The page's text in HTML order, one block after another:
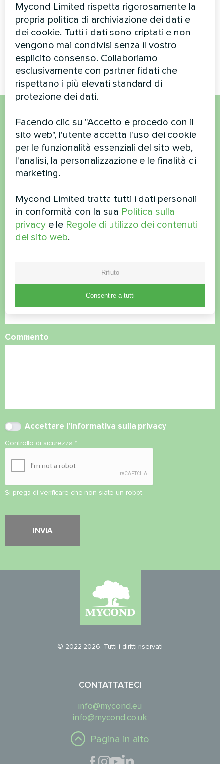
Casa privata
Pompa di calore split serie
Hevi
Casa privata
Design artistico del
ventilconvettore Serie Silent
Volete acquistare o avete
domande?
Contattateci e vi aiuteremo
Nome
Commento
Accettare l'informativa sulla privacy
Controllo di sicurezza *
Si prega di verificare che non siate un robot.
© 2022-2026. Tutti i diritti riservati
CONTATTATECI
info@mycond.eu
info@mycond.co.uk
Pagina in alto
Mycond Limited rispetta rigorosamente la
propria politica di archiviazione dei dati e
dei cookie. Tutti i dati sono criptati e non
vengono mai condivisi senza il vostro
esplicito consenso. Collaboriamo
esclusivamente con partner fidati che
rispettano i più elevati standard di
protezione dei dati.
Facendo clic su "Accetto e procedo con il
sito web", l'utente accetta l'uso dei cookie
per le funzionalità essenziali del sito web,
l'analisi, la personalizzazione e le finalità di
marketing.
Mycond Limited tratta tutti i dati personali
in conformità con la sua Politica sulla
privacy e le Regole di utilizzo dei contenuti
del sito web.
Rifiuto
Consentire a tutti